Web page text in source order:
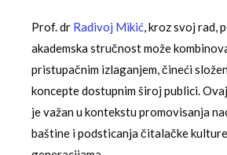
Prof. dr Radivoj Mikić, kroz svoj rad,
akademska stručnost može
pristupačnim izlaganjem, čineći
koncepte dostupnim široj publici.
je važan u kontekstu promovisanja
baštine i podsticanja čitalačke